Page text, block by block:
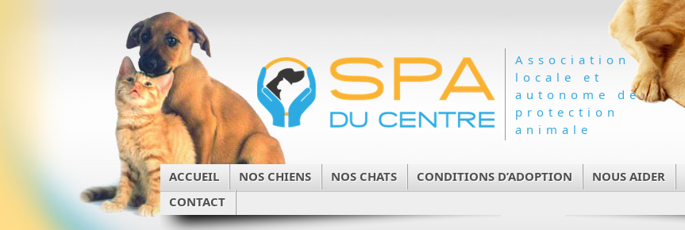
Association
locale et
autonome de
protection
animale
ACCUEIL NOS CHIENS NOS CHATS CONDITIONS D’ADOPTION NOUS AIDER
CONTACT